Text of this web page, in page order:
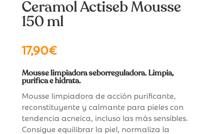
Ceramol Actiseb Mousse
150 ml
17,90€
Mousse limpiadora seborreguladora. Limpia,
purifica e hidrata.
​Mousse limpiadora de acción purificante,
reconstituyente y calmante para pieles con
tendencia acneica, incluso las más sensibles.
Consigue equilibrar la piel, normaliza la